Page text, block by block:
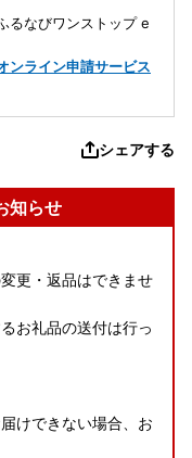
るなびワンストップ e
ンライン申請サービス
シェアする
知らせ
更・返品はできませ
お礼品の送付は行っ
けできない場合、お